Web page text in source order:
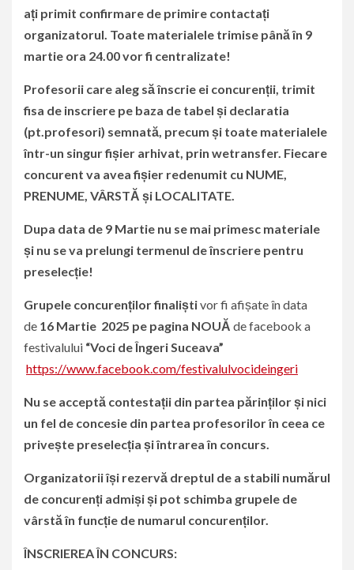
ați primit confirmare de primire contactați
organizatorul. Toate materialele trimise până în 9
martie ora 24.00 vor fi centralizate!
Profesorii care aleg să înscrie ei concurenții, trimit
fisa de inscriere pe baza de tabel și declaratia
(pt.profesori) semnată, precum și toate materialele
într-un singur fișier arhivat, prin wetransfer. Fiecare
concurent va avea fișier redenumit cu NUME,
PRENUME, VÂRSTĂ și LOCALITATE.
Dupa data de 9 Martie nu se mai primesc materiale
și nu se va prelungi termenul de înscriere pentru
preselecție!
Grupele concurenților finaliștivor fi afișate în data
de 16 Martie 2025 pe pagina NOUĂ de facebook a
festivalului “Voci de Îngeri Suceava”
https://www.facebook.com/festivalulvocideingeri
Nu se acceptă contestații din partea părinților și nici
un fel de concesie din partea profesorilor în ceea ce
privește preselecția și întrarea în concurs.
Organizatorii își rezervă dreptul de a stabili numărul
de concurenți admiși și pot schimba grupele de
vârstă în funcție de numarul concurenților.
ÎNSCRIEREA ÎN CONCURS: